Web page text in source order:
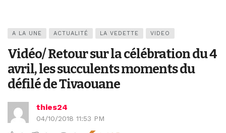
A LA UNE ACTUALITÉ LA VEDETTE VIDEO
Vidéo/ Retour sur la célébration du 4
avril, les succulents moments du
défilé de Tivaouane
thies24
04/10/2018 11:53 PM